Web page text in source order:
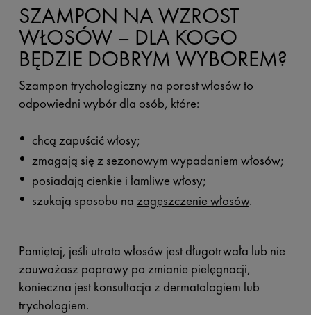
SZAMPON NA WZROST
WŁOSÓW – DLA KOGO
BĘDZIE DOBRYM WYBOREM?
Szampon trychologiczny na porost włosów to
odpowiedni wybór dla osób, które:
chcą zapuścić włosy;
zmagają się z sezonowym wypadaniem włosów;
posiadają cienkie i łamliwe włosy;
szukają sposobu na zagęszczenie włosów.
Pamiętaj, jeśli utrata włosów jest długotrwała lub nie
zauważasz poprawy po zmianie pielęgnacji,
konieczna jest konsultacja z dermatologiem lub
trychologiem.